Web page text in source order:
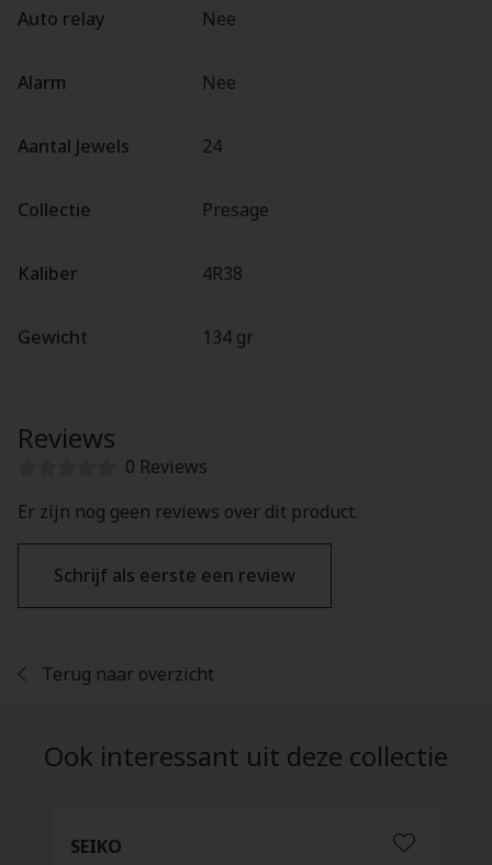
Auto relay Nee
Alarm Nee
Aantal Jewels 24
Collectie Presage
Kaliber 4R38
Gewicht 134 gr
Reviews
0 Reviews
Er zijn nog geen reviews over dit product.
Schrijf als eerste een review
Terug naar overzicht
Ook interessant uit deze collectie
SEIKO